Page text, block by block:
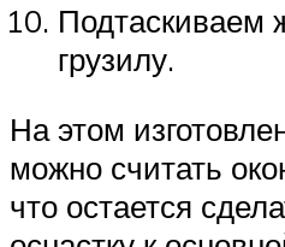
Подтаскиваем
грузилу.
На этом
можно считать
что остается